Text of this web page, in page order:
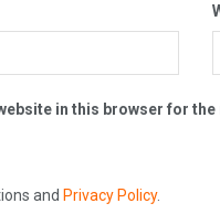
in this browser for
and Privacy Policy.